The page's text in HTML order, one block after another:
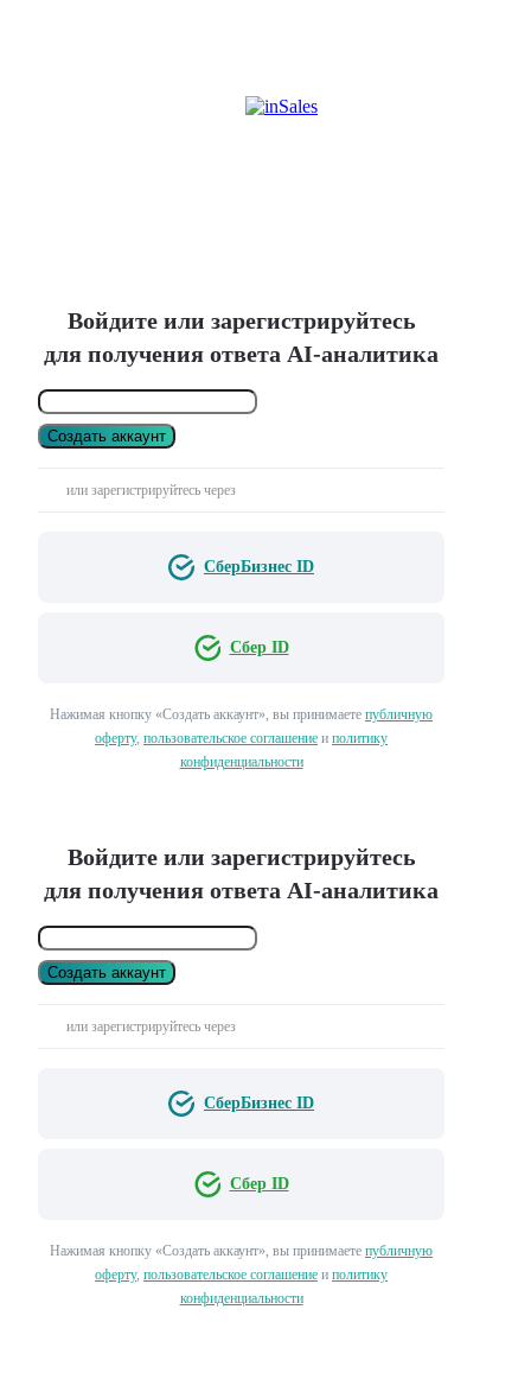
Войдите или зарегистрируйтесь
для получения ответа AI-аналитика
Создать аккаунт
или зарегистрируйтесь через
СберБизнес ID
Сбер ID
Нажимая кнопку «Создать аккаунт», вы принимаете публичную
оферту, пользовательское соглашение и политику
конфиденциальности
Войдите или зарегистрируйтесь
для получения ответа AI-аналитика
Создать аккаунт
или зарегистрируйтесь через
СберБизнес ID
Сбер ID
Нажимая кнопку «Создать аккаунт», вы принимаете публичную
оферту, пользовательское соглашение и политику
конфиденциальности